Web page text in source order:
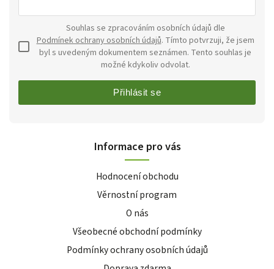
Podmínek ochrany osobních údajů. Tímto potvrzuji, že jsem
byl s uvedeným dokumentem seznámen. Tento souhlas je
možné kdykoliv odvolat.
Přihlásit se
Informace pro vás
Hodnocení obchodu
Věrnostní program
O nás
Všeobecné obchodní podmínky
Podmínky ochrany osobních údajů